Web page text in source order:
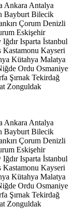
Ankara Antalya
Bayburt Bilecik
Çorum Denizli
Eskişehir
Iğdır Isparta İstanbul
Kastamonu Kayseri
Kütahya Malatya
Ordu Osmaniye
Şırnak Tekirdağ
Zonguldak
Ankara Antalya
Bayburt Bilecik
Çorum Denizli
Eskişehir
Iğdır Isparta İstanbul
Kastamonu Kayseri
Kütahya Malatya
Ordu Osmaniye
Şırnak Tekirdağ
Zonguldak